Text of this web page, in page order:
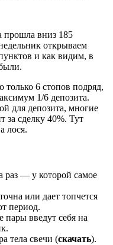
вниз 185
открываем
и как видим, в
6 стопов подряд,
1/6 депозита.
для депозита, многие
за сделку 40%. Тут
лося.
раз — у которой самое
или дает топчется
период.
пары введут себя на
тела свечи (скачать).